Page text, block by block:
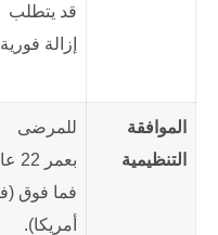
قد يتطلب
إزالة
الموافقة
التنظيمية
للمرضى
بعمر
فما فوق
أمريكا).